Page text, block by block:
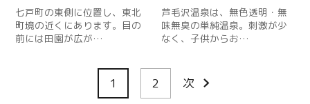
七戸町の東側に位置し、東北
町境の近くにあります。目の
前には田園が広が…
芦毛沢温泉は、無色透明・無
味無臭の単純温泉。刺激が少
なく、子供からお…
1 2 次